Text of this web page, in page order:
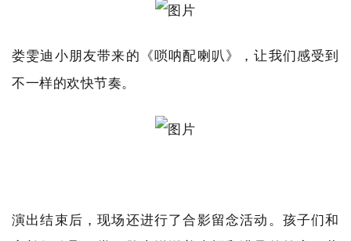
娄雯迪小朋友带来的《唢呐配喇叭》，让我们感受到
不一样的欢快节奏。
演出结束后，现场还进行了合影留念活动。孩子们和